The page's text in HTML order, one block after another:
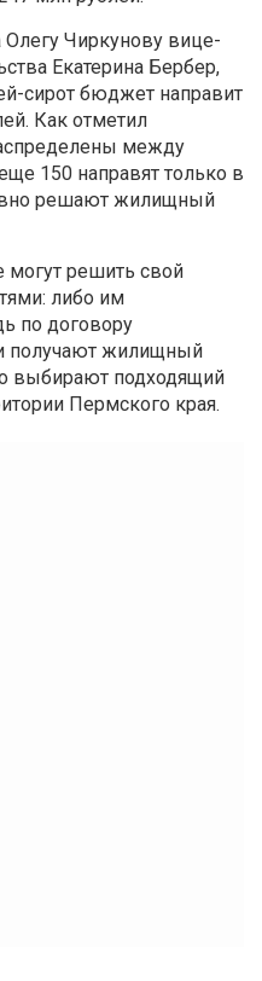
Олегу Чиркунову вице-
Екатерина Бербер,
сирот бюджет направит
Как отметил
между
150 направят только в
решают жилищный
могут решить свой
либо им
по договору
получают жилищный
выбирают подходящий
Пермского края.